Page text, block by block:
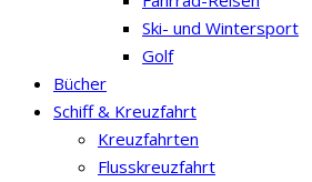
Ski- und Wintersport
Golf
Bücher
Schiff & Kreuzfahrt
Kreuzfahrten
Flusskreuzfahrt